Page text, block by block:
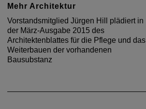
Mehr Architektur
Vorstandsmitglied Jürgen Hill plädiert in
der März-Ausgabe 2015 des
Architektenblattes für die Pflege und das
Weiterbauen der vorhandenen
Bausubstanz